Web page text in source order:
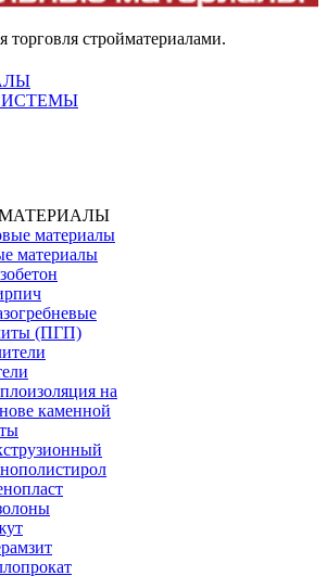
торговля стройматериалами.
материалы
(ПГП)
на
каменной